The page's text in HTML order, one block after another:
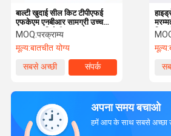
बाल्टी खुदाई सील किट टीपीएफई
एफकेएम एनबीआर सामग्री उच्च
तापमान प्रतिरोधी
MOQ:परक्राम्य
मूल्य:बातचीत योग्य
सबसे अच्छी
संपर्क
किट
मूल्य:
अपना समय बचाओ
हमें आप के साथ सबसे अच्छा